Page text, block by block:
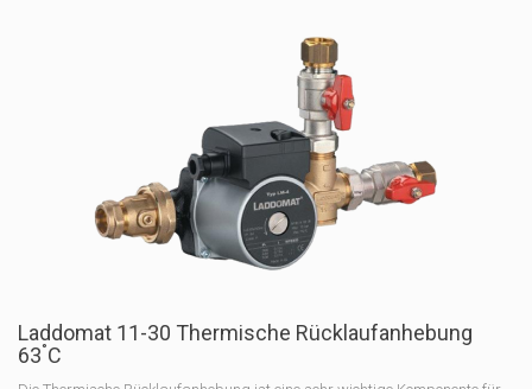
Laddomat 11-30 Thermische Rücklaufanhebung
63°C